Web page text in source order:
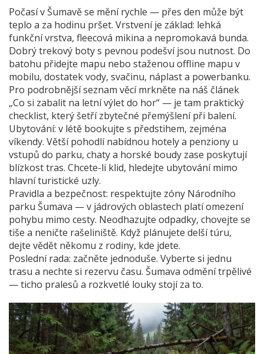
Počasí v Šumavě se mění rychle — přes den může být
teplo a za hodinu pršet. Vrstvení je základ: lehká
funkční vrstva, fleecová mikina a nepromokavá bunda.
Dobrý trekový boty s pevnou podešví jsou nutnost. Do
batohu přidejte mapu nebo staženou offline mapu v
mobilu, dostatek vody, svačinu, náplast a powerbanku.
Pro podrobnější seznam věcí mrkněte na náš článek
„Co si zabalit na letní výlet do hor“ — je tam praktický
checklist, který šetří zbytečné přemýšlení při balení.
Ubytování: v létě bookujte s předstihem, zejména
víkendy. Větší pohodlí nabídnou hotely a penziony u
vstupů do parku, chaty a horské boudy zase poskytují
blízkost tras. Chcete-li klid, hledejte ubytování mimo
hlavní turistické uzly.
Pravidla a bezpečnost: respektujte zóny Národního
parku Šumava — v jádrových oblastech platí omezení
pohybu mimo cesty. Neodhazujte odpadky, chovejte se
tiše a neničte rašeliniště. Když plánujete delší túru,
dejte vědět někomu z rodiny, kde jdete.
Poslední rada: začněte jednoduše. Vyberte si jednu
trasu a nechte si rezervu času. Šumava odmění trpělivé
— ticho pralesů a rozkvetlé louky stojí za to.